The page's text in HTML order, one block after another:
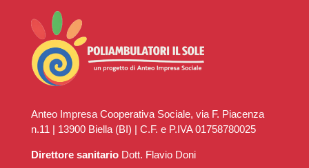
Anteo Impresa Cooperativa Sociale, via F. Piacenza
n.11 | 13900 Biella (BI) | C.F. e P.IVA 01758780025
Direttore sanitario Dott. Flavio Doni